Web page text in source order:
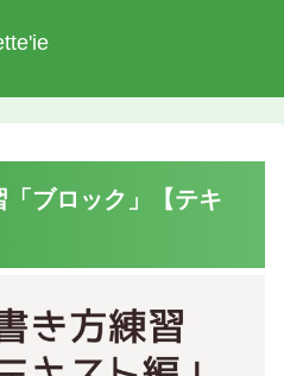
ブロック」【テキ